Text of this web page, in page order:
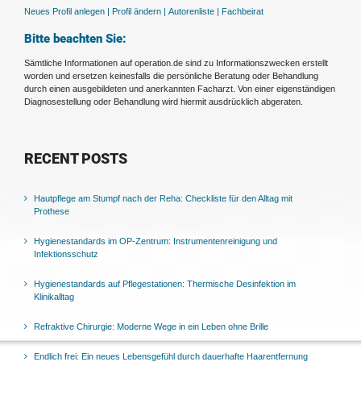
Neues Profil anlegen | Profil ändern | Autorenliste | Fachbeirat
Bitte beachten Sie:
Sämtliche Informationen auf operation.de sind zu Informationszwecken erstellt
worden und ersetzen keinesfalls die persönliche Beratung oder Behandlung
durch einen ausgebildeten und anerkannten Facharzt. Von einer eigenständigen
Diagnosestellung oder Behandlung wird hiermit ausdrücklich abgeraten.
RECENT POSTS
Hautpflege am Stumpf nach der Reha: Checkliste für den Alltag mit
Prothese
Hygienestandards im OP-Zentrum: Instrumentenreinigung und
Infektionsschutz
Hygienestandards auf Pflegestationen: Thermische Desinfektion im
Klinikalltag
Refraktive Chirurgie: Moderne Wege in ein Leben ohne Brille
Endlich frei: Ein neues Lebensgefühl durch dauerhafte Haarentfernung